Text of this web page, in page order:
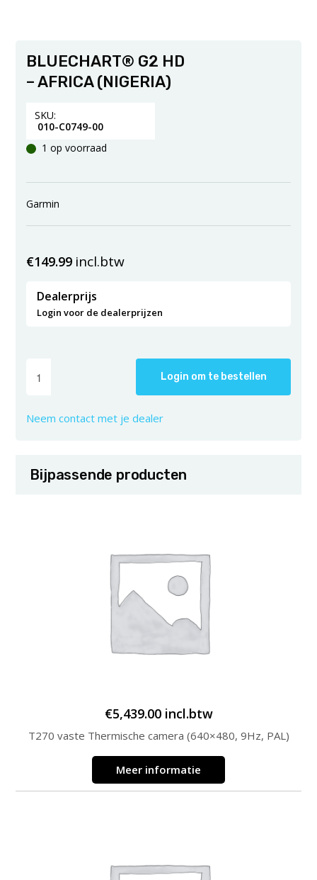
BLUECHART® G2 HD
– AFRICA (NIGERIA)
SKU:
010-C0749-00
1 op voorraad
Garmin
€149.99 incl.btw
Dealerprijs
Login voor de dealerprijzen
Login om te bestellen
Neem contact met je dealer
Bijpassende producten
€5,439.00 incl.btw
T270 vaste Thermische camera (640×480, 9Hz, PAL)
Meer informatie